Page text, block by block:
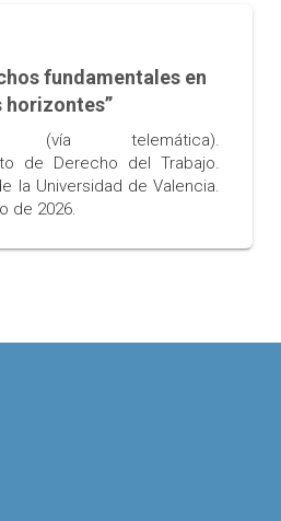
fundamentales en
horizontes”
(vía telemática).
de Derecho del Trabajo.
la Universidad de Valencia.
de 2026.